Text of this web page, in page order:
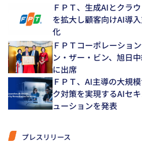
ＦＰＴ、生成AIとクラ
を拡大し顧客向けAI導
化
ＦＰＴコーポレーショ
ン・ザー・ビン、旭日
に出席
ＦＰＴ、AI主導の大規
ク対策を実現するAIセ
ューションを発表
プレスリリース